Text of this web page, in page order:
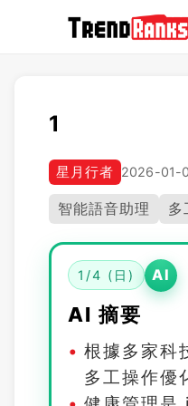
1
星月行者 2026-01-
智能語音助理 多
1/4 (日) AI
AI 摘要
根據多家科
多工操作優